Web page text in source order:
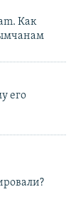
Как
его